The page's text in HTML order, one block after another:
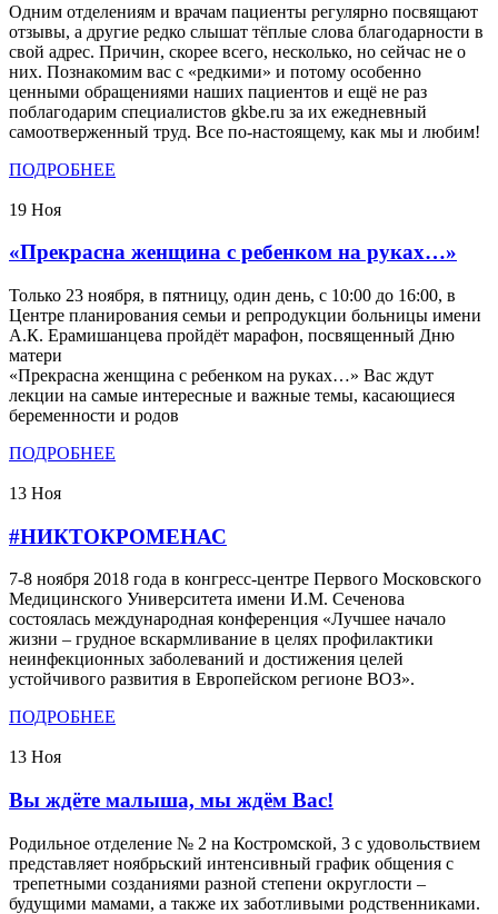
Одним отделениям и врачам пациенты регулярно посвящают
отзывы, а другие редко слышат тёплые слова благодарности в
свой адрес. Причин, скорее всего, несколько, но сейчас не о
них. Познакомим вас с «редкими» и потому особенно
ценными обращениями наших пациентов и ещё не раз
поблагодарим специалистов gkbe.ru за их ежедневный
самоотверженный труд. Все по-настоящему, как мы и любим!
ПОДРОБНЕЕ
19 Ноя
«Прекрасна женщина с ребенком на руках…»
Только 23 ноября, в пятницу, один день, с 10:00 до 16:00, в
Центре планирования семьи и репродукции больницы имени
А.К. Ерамишанцева пройдёт марафон, посвященный Дню
матери
«Прекрасна женщина с ребенком на руках…» Вас ждут
лекции на самые интересные и важные темы, касающиеся
беременности и родов
ПОДРОБНЕЕ
13 Ноя
#НИКТОКРОМЕНАС
7-8 ноября 2018 года в конгресс-центре Первого Московского
Медицинского Университета имени И.М. Сеченова
состоялась международная конференция «Лучшее начало
жизни – грудное вскармливание в целях профилактики
неинфекционных заболеваний и достижения целей
устойчивого развития в Европейском регионе ВОЗ».
ПОДРОБНЕЕ
13 Ноя
Вы ждёте малыша, мы ждём Вас!
Родильное отделение № 2 на Костромской, 3 с удовольствием
представляет ноябрьский интенсивный график общения с
трепетными созданиями разной степени округлости –
будущими мамами, а также их заботливыми родственниками.